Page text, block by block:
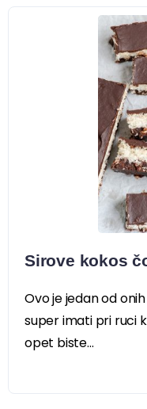
Sirove kokos
Ovo je jedan od
super imati pri ruci
opet biste...